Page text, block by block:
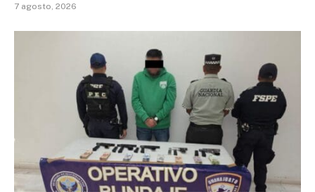
7 agosto, 2026